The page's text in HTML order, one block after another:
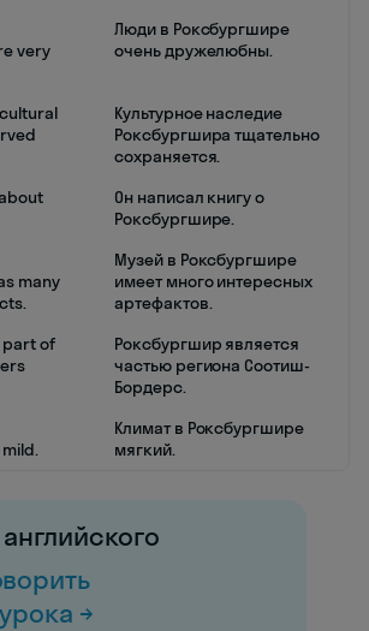
very
Люди в Роксбургшире
очень дружелюбны.
Культурное наследие
Роксбургшира тщательно
сохраняется.
Он написал книгу о
Роксбургшире.
many
Музей в Роксбургшире
имеет много интересных
артефактов.
part of
Роксбургшир является
частью региона Соотиш-
Бордерс.
Климат в Роксбургшире
мягкий.
→